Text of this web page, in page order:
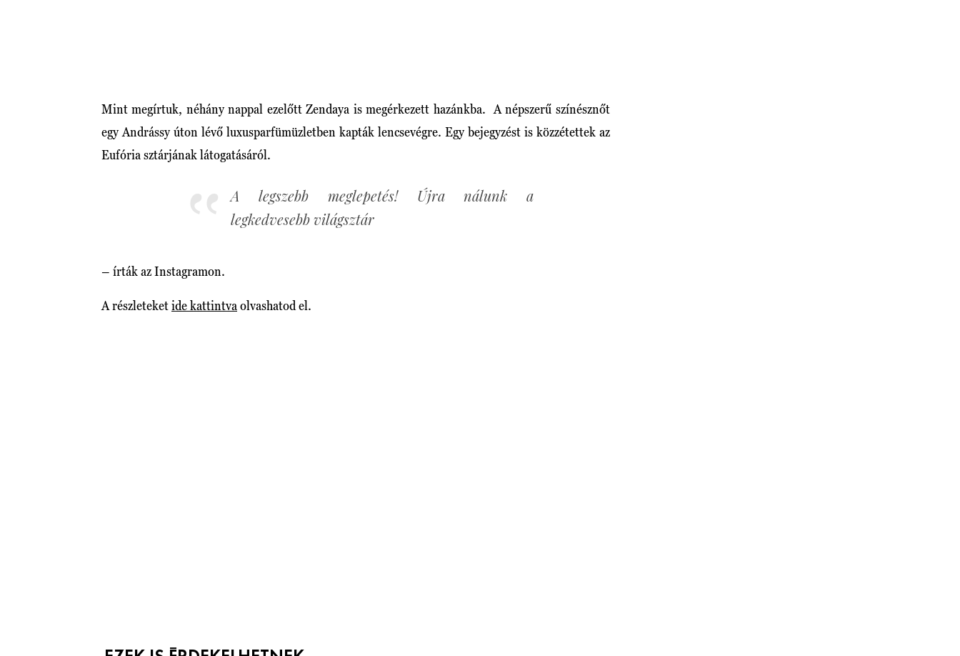
Mint megírtuk, néhány nappal ezelőtt Zendaya is megérkezett hazánkba. A népszerű színésznőt
egy Andrássy úton lévő luxusparfümüzletben kapták lencsevégre. Egy bejegyzést is közzétettek az
Eufória sztárjának látogatásáról.
A legszebb meglepetés! Újra nálunk a
legkedvesebb világsztár
– írták az Instagramon.
A részleteketide kattintva olvashatod el.